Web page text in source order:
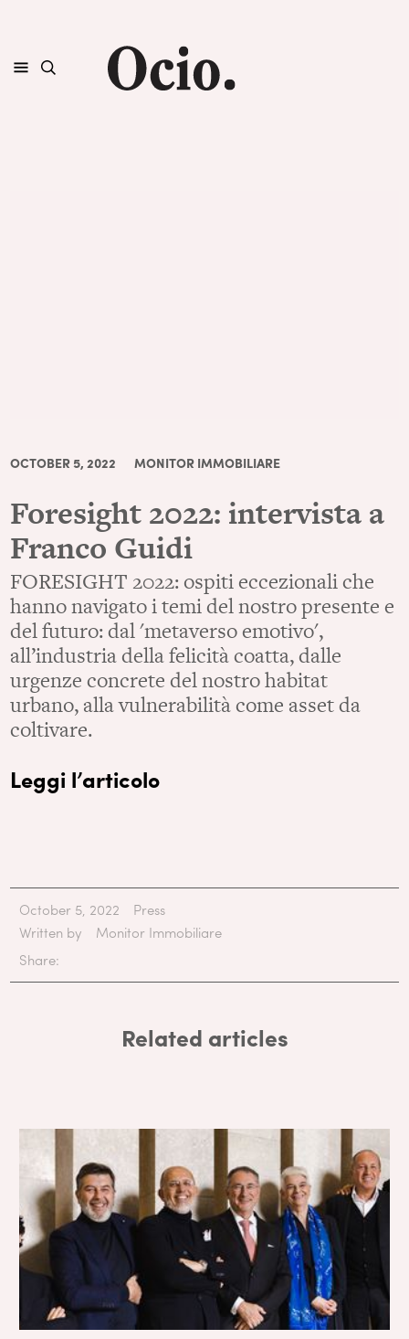
OCTOBER 5, 2022 MONITOR IMMOBILIARE
Foresight 2022: intervista a
Franco Guidi
FORESIGHT 2022: ospiti eccezionali che
hanno navigato i temi del nostro presente e
del futuro: dal 'metaverso emotivo',
all’industria della felicità coatta, dalle
urgenze concrete del nostro habitat
urbano, alla vulnerabilità come asset da
coltivare.
Leggi l’articolo
October 5, 2022
Press
Written by
Monitor Immobiliare
Share:
Related articles